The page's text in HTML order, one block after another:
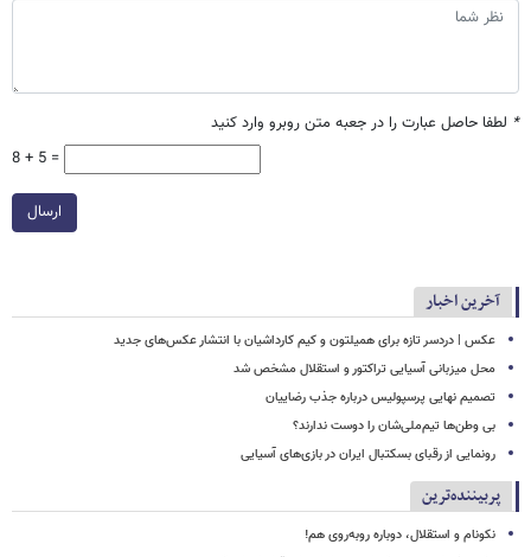
* لطفا حاصل عبارت را در جعبه متن روبرو وارد کنید
8 + 5 =
ارسال
آخرین اخبار
عکس | دردسر تازه برای همیلتون و کیم کارداشیان با انتشار عکس‌های جدید
محل میزبانی آسیایی تراکتور و استقلال مشخص شد
تصمیم نهایی پرسپولیس درباره جذب رضاییان
بی وطن‌ها تیم‌ملی‌شان را دوست ندارند؟
رونمایی از رقبای بسکتبال ایران در بازی‌های آسیایی
پربیننده‌ترین
نکونام و استقلال، دوباره روبه‌روی هم!